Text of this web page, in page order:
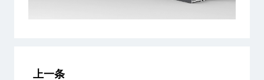
上一条